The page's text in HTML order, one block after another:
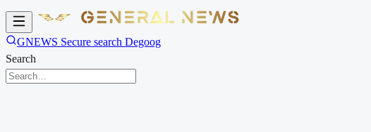
GNEWS Secure search Degoog
Search